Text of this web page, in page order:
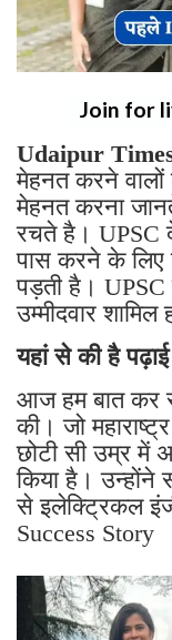
Join for
Udaipur
मेहनत करने वालों
मेहनत करना
रचते है। UPSC
पास करने के लिए
पड़ती है। UPSC
उम्मीदवार शामिल
यहां से की है पढ़ाई
आज हम बात कर
की। जो
छोटी सी उम्र में
किया है।
से इलेक्ट्रिकल
Success Story